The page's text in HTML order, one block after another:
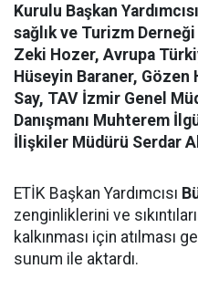
Kurulu Başkan
sağlık ve Turizm
Zeki Hozer, Avrupa
Hüseyin Baraner, Gözen
Say, TAV İzmir Genel
Danışmanı Muhterem
İlişkiler Müdürü Serdar
ETİK Başkan Yardımcısı
zenginliklerini ve
kalkınması için atılması
sunum ile aktardı.